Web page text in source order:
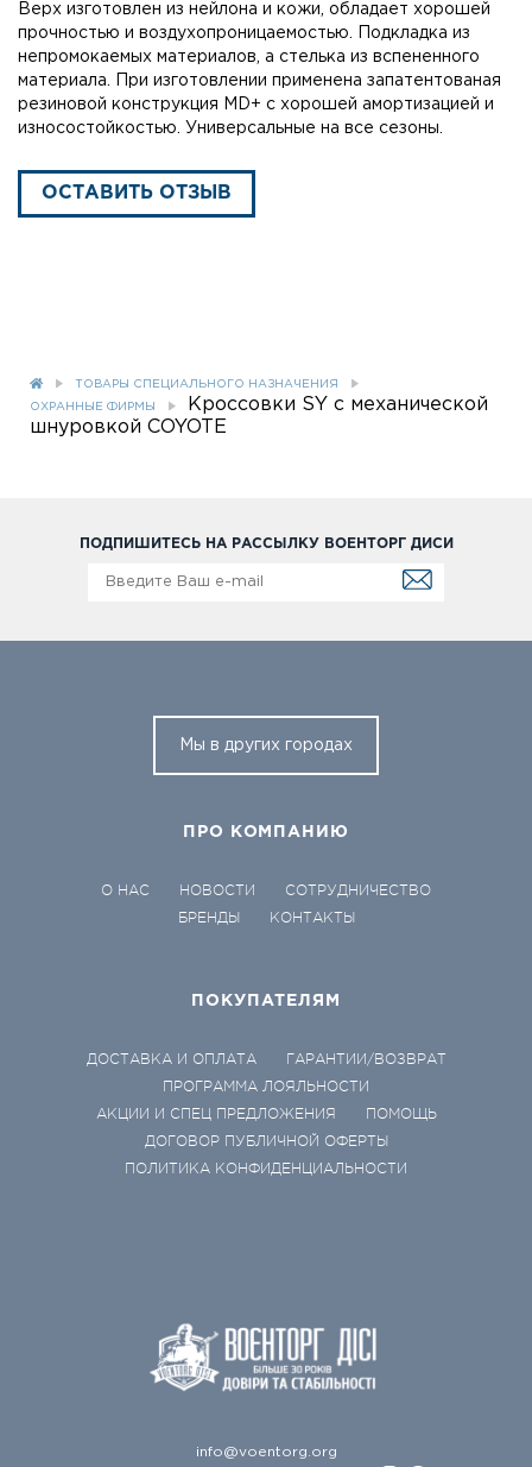
Верх изготовлен из нейлона и кожи, обладает хорошей
прочностью и воздухопроницаемостью. Подкладка из
непромокаемых материалов, а стелька из вспененного
материала. При изготовлении применена запатентованая
резиновой конструкция MD+ с хорошей амортизацией и
износостойкостью. Универсальные на все сезоны.
ОСТАВИТЬ ОТЗЫВ
ТОВАРЫ СПЕЦИАЛЬНОГО НАЗНАЧЕНИЯ
ОХРАННЫЕ ФИРМЫ
Кроссовки SY с механической
шнуровкой COYOTE
ПОДПИШИТЕСЬ НА РАССЫЛКУ ВОЕНТОРГ ДИСИ
Мы в других городах
ПРО КОМПАНИЮ
О НАС НОВОСТИ
СОТРУДНИЧЕСТВО
БРЕНДЫ
КОНТАКТЫ
ПОКУПАТЕЛЯМ
ДОСТАВКА И ОПЛАТА
ГАРАНТИИ/ВОЗВРАТ
ПРОГРАММА ЛОЯЛЬНОСТИ
АКЦИИ И СПЕЦ ПРЕДЛОЖЕНИЯ
ПОМОЩЬ
ДОГОВОР ПУБЛИЧНОЙ ОФЕРТЫ
ПОЛИТИКА КОНФИДЕНЦИАЛЬНОСТИ
info@voentorg.org